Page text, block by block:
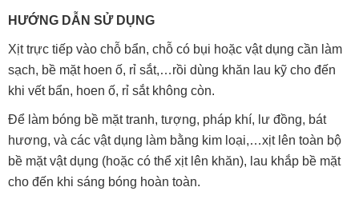
HƯỚNG DẪN SỬ DỤNG
Xịt trực tiếp vào chỗ bẩn, chỗ có bụi hoặc vật dụng cần làm
sạch, bề mặt hoen ố, rỉ sắt,…rồi dùng khăn lau kỹ cho đến
khi vết bẩn, hoen ố, rỉ sắt không còn.
Để làm bóng bề mặt tranh, tượng, pháp khí, lư đồng, bát
hương, và các vật dụng làm bằng kim loại,…xịt lên toàn bộ
bề mặt vật dụng (hoặc có thể xịt lên khăn), lau khắp bề mặt
cho đến khi sáng bóng hoàn toàn.